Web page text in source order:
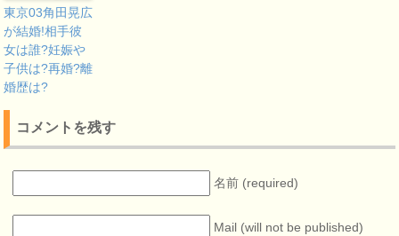
東京03角田晃広
が結婚!相手彼
女は誰?妊娠や
子供は?再婚?離
婚歴は?
コメントを残す
名前 (required)
Mail (will not be published)